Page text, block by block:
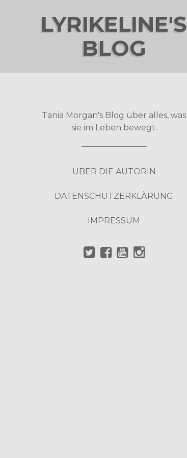
LYRIKELINE'S
BLOG
Tania Morgan's Blog über alles, was
sie im Leben bewegt.
ÜBER DIE AUTORIN
DATENSCHUTZERKLÄRUNG
IMPRESSUM